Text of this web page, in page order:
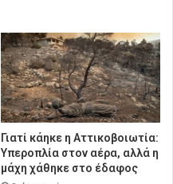
Γιατί κάηκε η Αττικοβοιωτία:
Υπεροπλία στον αέρα, αλλά η
μάχη χάθηκε στο έδαφος